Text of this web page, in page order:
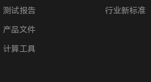
测试报告
产品文件
计算工具
行业新标准